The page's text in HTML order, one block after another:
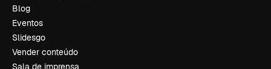
Blog
Eventos
Slidesgo
Vender conteúdo
Sala de imprensa